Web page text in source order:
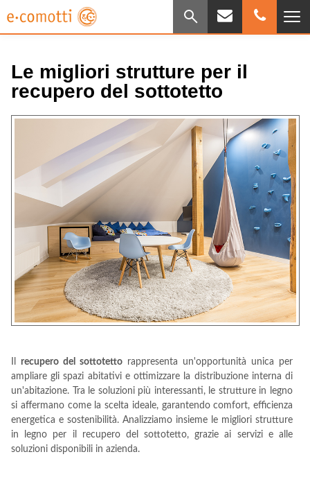
Le migliori strutture per il
recupero del sottotetto
recupero del sottotetto rappresenta un'opportunità unica per
ampliare gli spazi abitativi e ottimizzare la distribuzione interna di
un'abitazione. Tra le soluzioni più interessanti, le strutture in legno
si affermano come la scelta ideale, garantendo comfort, efficienza
energetica e sostenibilità. Analizziamo insieme le migliori strutture
in legno per il recupero del sottotetto, grazie ai servizi e alle
soluzioni disponibili in azienda.